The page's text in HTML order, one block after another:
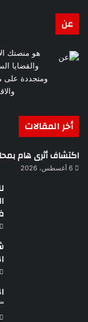
عن
هو منصتك
والقضايا
ومتجددة على
أخر المقالات
اكتشاف أثرى هام
6 أغسطس، 2026